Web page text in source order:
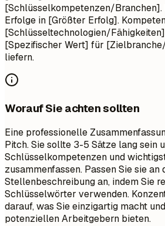
[Schlüsselkompetenzen/
Erfolge in [Größter Erfolg].
[Schlüsseltechnologien/
[Spezifischer Wert] für
liefern.
Worauf Sie achten sollten
Eine professionelle
Pitch. Sie sollte 3-5 Sätze lang sein
Schlüsselkompetenzen und
zusammenfassen. Passen Sie sie an
Stellenbeschreibung an, indem Sie
Schlüsselwörter verwenden.
darauf, was Sie einzigartig macht
potenziellen Arbeitgebern bieten.